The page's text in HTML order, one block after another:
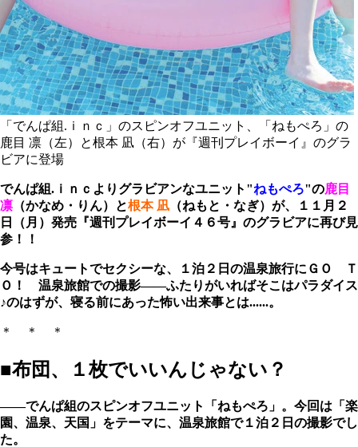
「でんぱ組.ｉｎｃ」のスピンオフユニット、「ねもぺろ」の
鹿目 凛（左）と根本 凪（右）が『週刊プレイボーイ』のグラ
ビアに登場
でんぱ組.ｉｎｃよりグラビアンなユニット"ねもぺろ"の鹿目
凛 （かなめ・りん）と根本 凪 （ねもと・なぎ）が、１１月２
日（月）発売『週刊プレイボーイ４６号』のグラビアに再び見
参！！
今号はキュートでセクシーな、１泊２日の温泉旅行にＧＯ Ｔ
Ｏ！ 温泉旅館での撮影――ふたりがいればそこはパラダイス
♪のはずが、寝る前にあった怖い出来事とは......。
＊ ＊ ＊
■布団、１枚でいいんじゃない？
――でんぱ組のスピンオフユニット「ねもぺろ」。今回は「楽
園、温泉、天国」をテーマに、温泉旅館で１泊２日の撮影でし
た。